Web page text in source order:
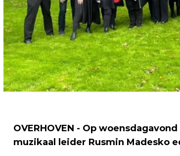
OVERHOVEN - Op
muzikaal leider Rusmin Madesko